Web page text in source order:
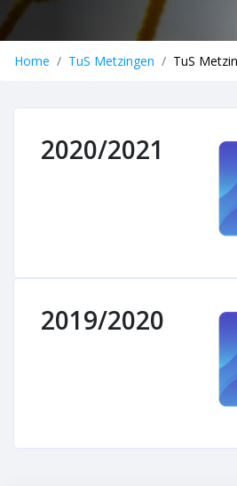
Home TuS Metzingen TuS
2020/2021
2019/2020